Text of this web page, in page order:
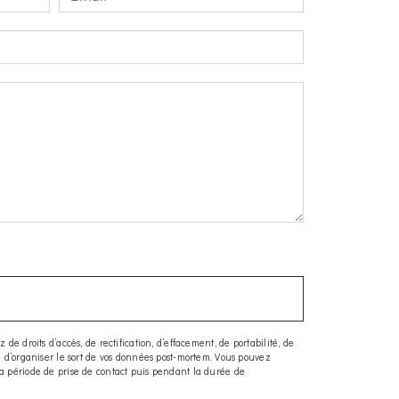
droits d’accès, de rectification, d’effacement, de portabilité, de
le sort de vos données post-mortem. Vous pouvez
période de prise de contact puis pendant la durée de